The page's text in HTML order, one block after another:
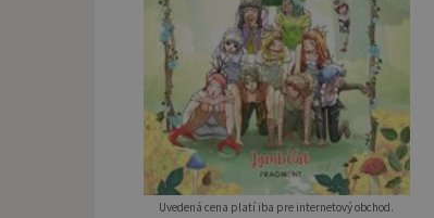
Uvedená cena platí iba pre internetový obchod.